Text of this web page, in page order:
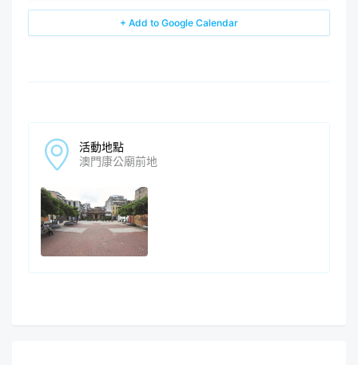
+ Add to Google Calendar
活動地點
澳門康公廟前地